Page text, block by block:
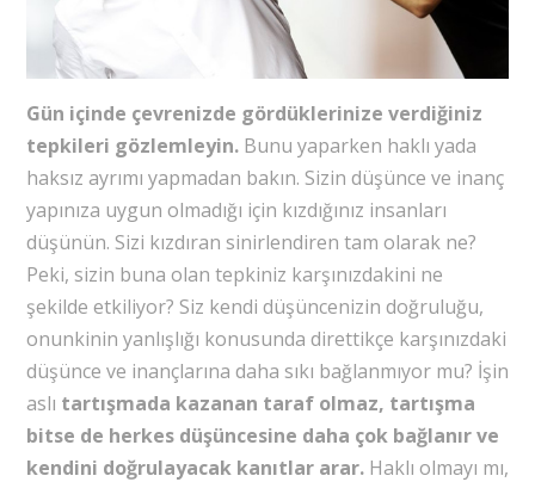
Gün içinde çevrenizde gördüklerinize verdiğiniz
tepkileri gözlemleyin.Bunu yaparken haklı yada
haksız ayrımı yapmadan bakın. Sizin düşünce ve inanç
yapınıza uygun olmadığı için kızdığınız insanları
düşünün. Sizi kızdıran sinirlendiren tam olarak ne?
Peki, sizin buna olan tepkiniz karşınızdakini ne
şekilde etkiliyor? Siz kendi düşüncenizin doğruluğu,
onunkinin yanlışlığı konusunda direttikçe karşınızdaki
düşünce ve inançlarına daha sıkı bağlanmıyor mu? İşin
aslı tartışmada kazanan taraf olmaz, tartışma
bitse de herkes düşüncesine daha çok bağlanır ve
kendini doğrulayacak kanıtlar arar.Haklı olmayı mı,